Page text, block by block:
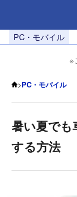
PC・モバイル
※
>PC・モバイル
暑い夏でも
する方法